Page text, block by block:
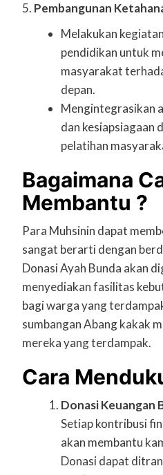
5. Pembangunan
Melakukan
pendidikan untuk
masyarakat
depan.
Mengintegrasikan
dan kesiapsiagaan
pelatihan
Bagaimana
Membantu ?
Para Muhsinin dapat
sangat berarti dengan
Donasi Ayah Bunda akan
menyediakan fasilitas
bagi warga yang
sumbangan Abang kakak
mereka yang terdampak.
Cara
Donasi Keuangan
Setiap kontribusi
akan membantu
Donasi dapat